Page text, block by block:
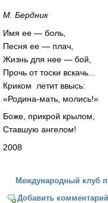
М. Бердник
Имя ее — боль,
Песня ее — плач,
Жизнь для нее — бой,
Прочь от тоски вскачь...
Криком летит ввысь:
«Родина-мать, молись!»
Боже, прикрой крылом,
Ставшую ангелом!
2008
Международный клуб
Добавить комментарий